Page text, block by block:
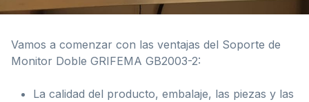
Vamos a comenzar con las ventajas del Soporte de
Monitor Doble GRIFEMA GB2003-2:
La calidad del producto, embalaje, las piezas y las